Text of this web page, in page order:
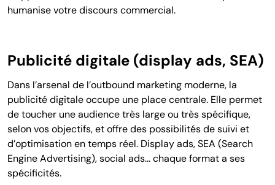
humanise votre discours commercial.
Publicité digitale (display ads, SEA)
Dans l’arsenal de l’outbound marketing moderne, la
publicité digitale occupe une place centrale. Elle permet
de toucher une audience très large ou très spécifique,
selon vos objectifs, et offre des possibilités de suivi et
d’optimisation en temps réel. Display ads, SEA (Search
Engine Advertising), social ads… chaque format a ses
spécificités.